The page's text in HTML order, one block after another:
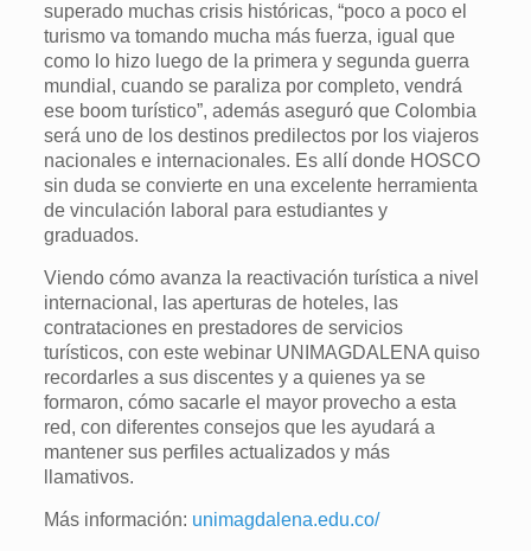
superado muchas crisis históricas, “poco a poco el
turismo va tomando mucha más fuerza, igual que
como lo hizo luego de la primera y segunda guerra
mundial, cuando se paraliza por completo, vendrá
ese boom turístico”, además aseguró que Colombia
será uno de los destinos predilectos por los viajeros
nacionales e internacionales. Es allí donde HOSCO
sin duda se convierte en una excelente herramienta
de vinculación laboral para estudiantes y
graduados.
Viendo cómo avanza la reactivación turística a nivel
internacional, las aperturas de hoteles, las
contrataciones en prestadores de servicios
turísticos, con este webinar UNIMAGDALENA quiso
recordarles a sus discentes y a quienes ya se
formaron, cómo sacarle el mayor provecho a esta
red, con diferentes consejos que les ayudará a
mantener sus perfiles actualizados y más
llamativos.
Más información: unimagdalena.edu.co/